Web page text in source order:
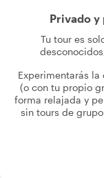
Privado y
Tu tour es
Experimentarás la
(o con tu propio
forma relajada y
sin tours de